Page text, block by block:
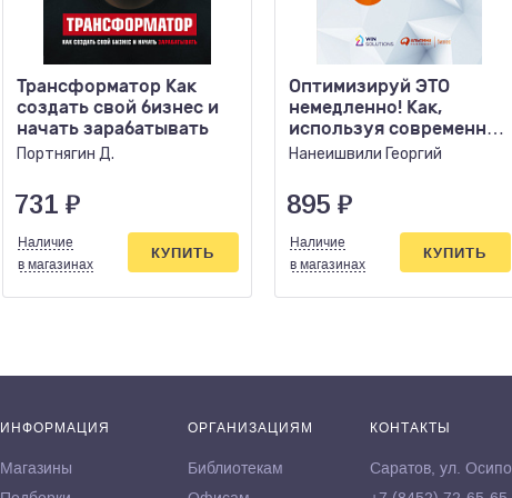
Трансформатор Как
создать свой бизнес и
начать зарабатывать
Портнягин Д.
731 ₽
Наличие
в магазинах
КУПИТЬ
Оптимизируй ЭТО
немедленно! Как,
используя современные
IT-инструменты,
Нанеишвили Георгий
895 ₽
Наличие
в магазинах
КУПИТЬ
ИНФОРМАЦИЯ
Магазины
ОРГАНИЗАЦИЯМ
Библиотекам
КОНТАКТЫ
Саратов, ул.